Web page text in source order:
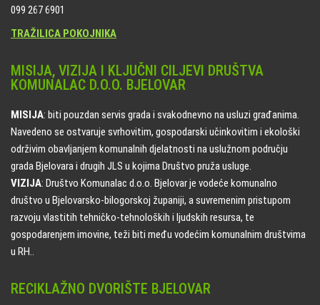
099 267 6901
TRAŽILICA POKOJNIKA
MISIJA, VIZIJA I KLJUČNI CILJEVI DRUŠTVA
KOMUNALAC D.O.O. BJELOVAR
MISIJA: biti pouzdan servis grada i svakodnevno na usluzi građanima.
Navedeno se ostvaruje svrhovitim, gospodarski učinkovitim i ekološki
održivim obavljanjem komunalnih djelatnosti na uslužnom području
grada Bjelovara i drugih JLS u kojima Društvo pruža usluge.
VIZIJA: Društvo Komunalac d.o.o. Bjelovar je vodeće komunalno
društvo u Bjelovarsko-bilogorskoj županiji, a suvremenim pristupom
razvoju vlastitih tehničko-tehnoloških i ljudskih resursa, te
gospodarenjem imovine, teži biti među vodećim komunalnim društvima
u RH..
RECIKLAŽNO DVORIŠTE BJELOVAR